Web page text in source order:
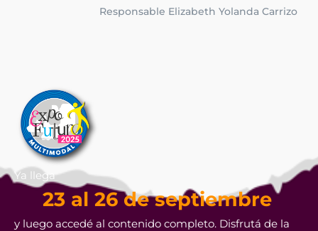
Responsable Elizabeth Yolanda Carrizo
Ya llega
23 al 26 de septiembre
y luego accedé al contenido completo. Disfrutá de la